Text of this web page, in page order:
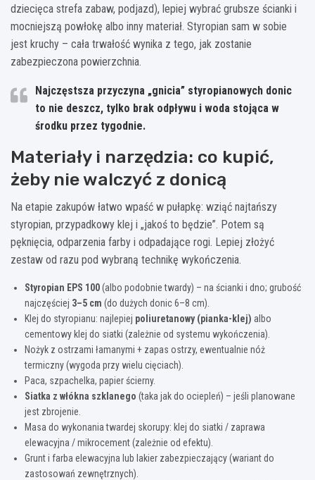
dziecięca strefa zabaw, podjazd), lepiej wybrać grubsze ścianki i
mocniejszą powłokę albo inny materiał. Styropian sam w sobie
jest kruchy – cała trwałość wynika z tego, jak zostanie
zabezpieczona powierzchnia.
Najczęstsza przyczyna „gnicia” styropianowych donic
to nie deszcz, tylko brak odpływu i woda stojąca w
środku przez tygodnie.
Materiały i narzędzia: co kupić,
żeby nie walczyć z donicą
Na etapie zakupów łatwo wpaść w pułapkę: wziąć najtańszy
styropian, przypadkowy klej i „jakoś to będzie”. Potem są
pęknięcia, odparzenia farby i odpadające rogi. Lepiej złożyć
zestaw od razu pod wybraną technikę wykończenia.
Styropian EPS 100(albo podobnie twardy) – na ścianki i dno; grubość
najczęściej 3–5 cm (do dużych donic 6–8 cm).
Klej do styropianu: najlepiej poliuretanowy (pianka-klej) albo
cementowy klej do siatki (zależnie od systemu wykończenia).
Nożyk z ostrzami łamanymi + zapas ostrzy, ewentualnie nóż
termiczny (wygoda przy wielu cięciach).
Paca, szpachelka, papier ścierny.
Siatka z włókna szklanego (taka jak do ociepleń) – jeśli planowane
jest zbrojenie.
Masa do wykonania twardej skorupy: klej do siatki / zaprawa
elewacyjna / mikrocement (zależnie od efektu).
Grunt i farba elewacyjna lub lakier zabezpieczający (wariant do
zastosowań zewnętrznych).